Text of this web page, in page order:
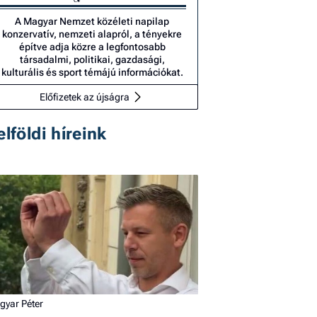
A Magyar Nemzet közéleti napilap
konzervatív, nemzeti alapról, a tényekre
építve adja közre a legfontosabb
társadalmi, politikai, gazdasági,
kulturális és sport témájú információkat.
Előfizetek az újságra
híreink
Péter